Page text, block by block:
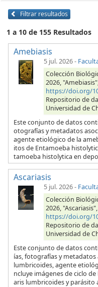
Filtrar resultados
1 a 10 de 155 Resultados
Amebiasis
5 jul. 2026-
Colección
2026,
https://doi.org/
Repositorio de
Universidad de
Este conjunto de datos
otografías y metadatos
agente etiológico de la
itos de Entamoeba
tamoeba histolytica en
Ascariasis
5 jul. 2026-
Colección
2026, "Ascariasis",
https://doi.org/
Repositorio de
Universidad de
Este conjunto de datos
ías, fotografías y
lumbricoides, agente
ncluye imágenes de ciclo
aris lumbricoides y parásito